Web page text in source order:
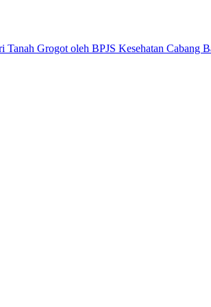
Grogot oleh BPJS Kesehatan Cabang